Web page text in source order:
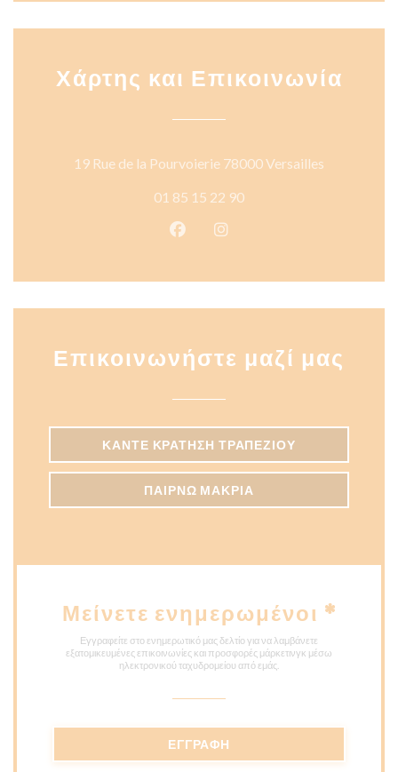
Χάρτης και Επικοινωνία
19 Rue de la Pourvoierie 78000 Versailles
01 85 15 22 90
Facebook ((ανοίγει σε νέο
Instagram ((ανοίγει σε
Επικοινωνήστε μαζί μας
ΚΆΝΤΕ ΚΡΆΤΗΣΗ ΤΡΑΠΕΖΙΟΎ
ΠΑΊΡΝΩ ΜΑΚΡΙΆ
Μείνετε ενημερωμένοι *
Εγγραφείτε στο ενημερωτικό μας δελτίο για να λαμβάνετε
εξατομικευμένες επικοινωνίες και προσφορές μάρκετινγκ μέσω
ηλεκτρονικού ταχυδρομείου από εμάς.
ΕΓΓΡΑΦΉ